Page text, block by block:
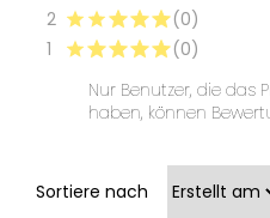
2
(0)
1
(0)
Nur Benutzer, die das
haben, können
Sortiere nach